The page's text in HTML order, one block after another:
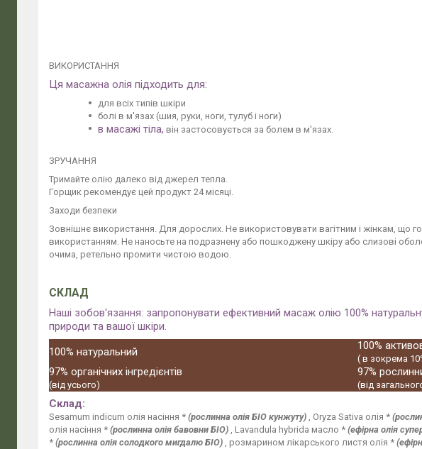
ВИКОРИСТАННЯ
Ця масажна олія підходить для:
для всіх типів шкіри
болі в м'язах (шия, руки, ноги, тулуб і ноги)
в масажі тіла, він застосовується за болем в м'язах.
ЗРУЧАННЯ
Тримайте олію далеко від джерел тепла.
Горщик рекомендує цей продукт 24 місяці.
Заходи безпеки
Зовнішнє використання. Для дорослих. Не використовувати вагітним і жінкам, що
використанням. Не наносьте на подразнену або пошкоджену шкіру або слизові
очима, ретельно промити чистою водою.
СКЛАД
Наші зобов'язання: запропонувати ефективний масаж олію 100%
природи та вашої шкіри.
100% натуральний
100%
( в зокрема
97% органічних інгредієнтів
(від усього)
97%
(від
Склад:
Sesamum indicum олія насіння * (рослинна олія БІО кунжуту) , Oryza Sativa олія *
олія насіння * (рослинна олія бавовни БІО) , Lavandula hybrida масло * (ефірна олія
* (рослинна олія солодкого мигдалю БІО) , розмарином лікарського листя олія *